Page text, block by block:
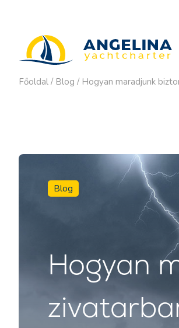
Főoldal / Blog / Hogyan maradjunk
Blog
Hogyan